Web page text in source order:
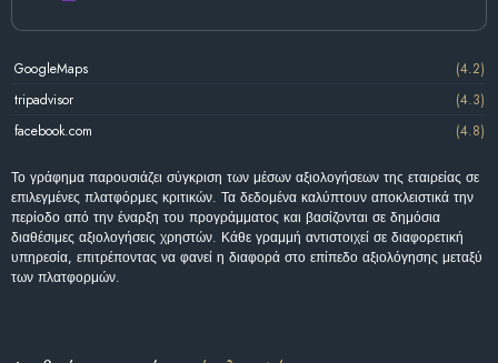
GoogleMaps
(4.2)
tripadvisor
(4.3)
facebook.com
(4.8)
Το γράφημα παρουσιάζει σύγκριση των μέσων αξιολογήσεων της εταιρείας σε
επιλεγμένες πλατφόρμες κριτικών. Τα δεδομένα καλύπτουν αποκλειστικά την
περίοδο από την έναρξη του προγράμματος και βασίζονται σε δημόσια
διαθέσιμες αξιολογήσεις χρηστών. Κάθε γραμμή αντιστοιχεί σε διαφορετική
υπηρεσία, επιτρέποντας να φανεί η διαφορά στο επίπεδο αξιολόγησης μεταξύ
των πλατφορμών.